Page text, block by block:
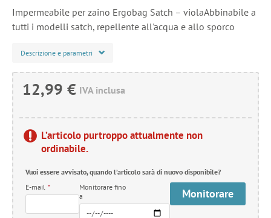
Impermeabile per zaino Ergobag Satch – violaAbbinabile a
tutti i modelli satch, repellente all'acqua e allo sporco
Descrizione e parametri
12,99 € IVA inclusa
L’articolo purtroppo attualmente non
ordinabile.
Vuoi essere avvisato, quando l’articolo sarà di nuovo disponibile?
E-mail *
Monitorare fino
a
Monitorare